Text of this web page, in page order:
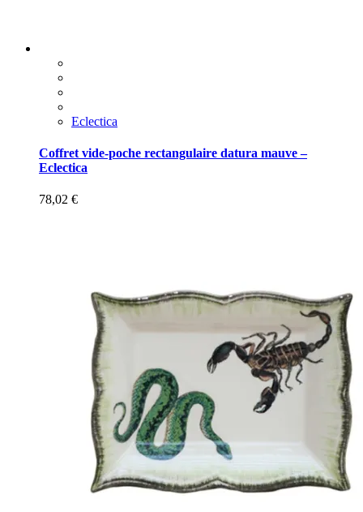
Eclectica
Coffret vide-poche rectangulaire datura mauve –
Eclectica
78,02 €